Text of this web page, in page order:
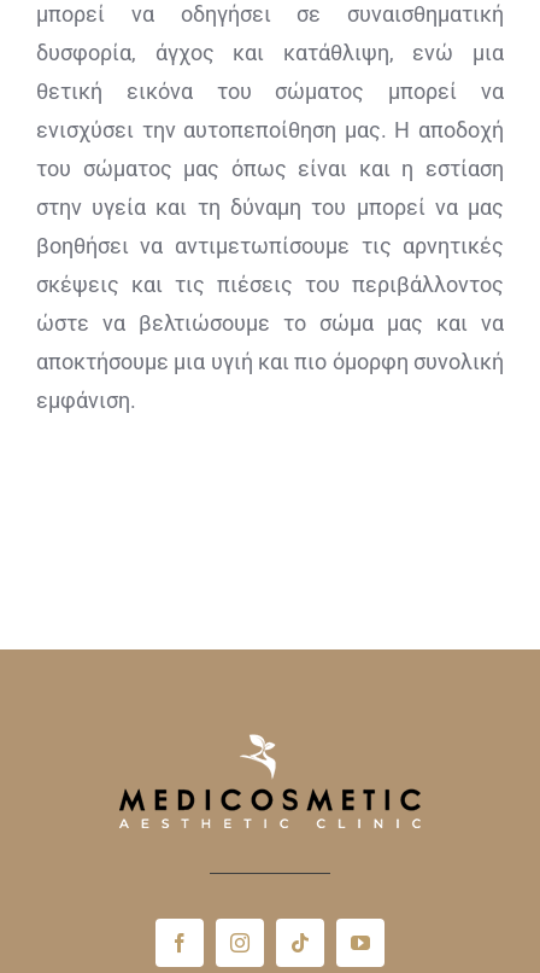
μπορεί να οδηγήσει σε συναισθηματική
δυσφορία, άγχος και κατάθλιψη, ενώ μια
θετική εικόνα του σώματος μπορεί να
ενισχύσει την αυτοπεποίθηση μας. Η αποδοχή
του σώματος μας όπως είναι και η εστίαση
στην υγεία και τη δύναμη του μπορεί να μας
βοηθήσει να αντιμετωπίσουμε τις αρνητικές
σκέψεις και τις πιέσεις του περιβάλλοντος
ώστε να βελτιώσουμε το σώμα μας και να
αποκτήσουμε μια υγιή και πιο όμορφη συνολική
εμφάνιση.